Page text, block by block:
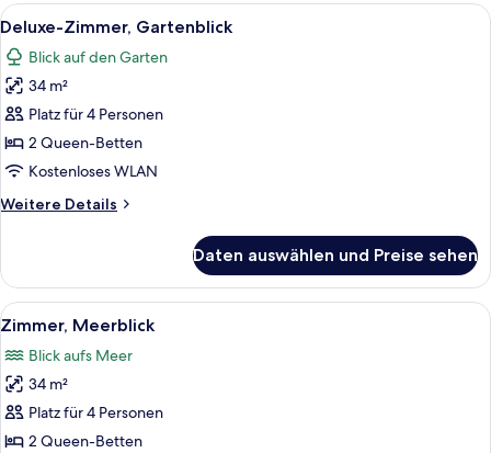
Alle
Fotos
für
Deluxe-
Zimmer,
Gartenblick
anzeigen
Ein Hotelzimmer mit zwei Betten,
10
Deluxe-Zimmer, Gartenblick
Blick auf den Garten
34 m²
Platz für 4 Personen
2 Queen-Betten
Kostenloses WLAN
Weitere Details
Weitere
Zimmer,
Gartenblick
Daten auswählen und Preise sehen
Alle
Fotos
für
Zimmer,
Meerblick
anzeigen
Ein Hotelzimmer mit zwei Betten,
10
Zimmer, Meerblick
Blick aufs Meer
34 m²
Platz für 4 Personen
2 Queen-Betten